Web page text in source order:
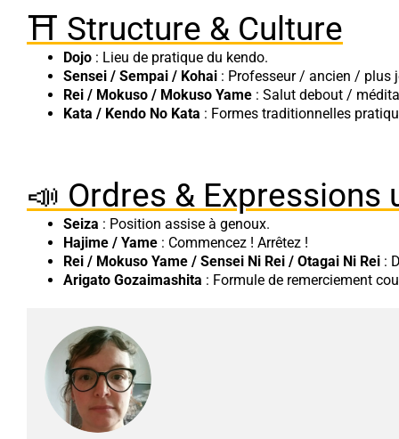
⛩️ Structure & Culture
Dojo : Lieu de pratique du kendo.
Sensei / Sempai / Kohai : Professeur / ancien / plus
Rei / Mokuso / Mokuso Yame : Salut debout /
Kata / Kendo No Kata : Formes traditionnelles
📣 Ordres & Expressions
Seiza : Position assise à genoux.
Hajime / Yame : Commencez ! Arrêtez !
Rei / Mokuso Yame / Sensei Ni Rei / Otagai Ni Rei :
Arigato Gozaimashita : Formule de remerciement